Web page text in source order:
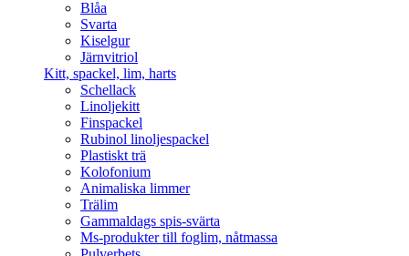
Blåa
Svarta
Kiselgur
Järnvitriol
Kitt, spackel, lim, harts
Schellack
Linoljekitt
Finspackel
Rubinol linoljespackel
Plastiskt trä
Kolofonium
Animaliska limmer
Trälim
Gammaldags spis-svärta
Ms-produkter till foglim, nåtmassa